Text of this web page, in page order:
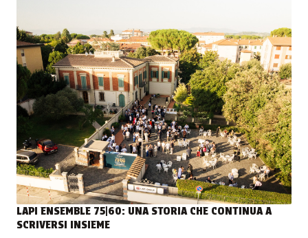
LAPI ENSEMBLE 75|60: UNA STORIA CHE CONTINUA A
SCRIVERSI INSIEME